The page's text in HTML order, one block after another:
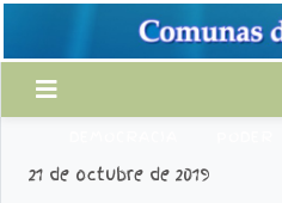
21 de octubre de 2019